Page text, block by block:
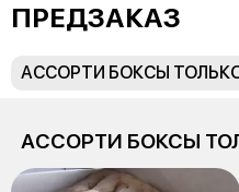
ПРЕДЗАКАЗ
АССОРТИ БОКСЫ
АССОРТИ БОКСЫ